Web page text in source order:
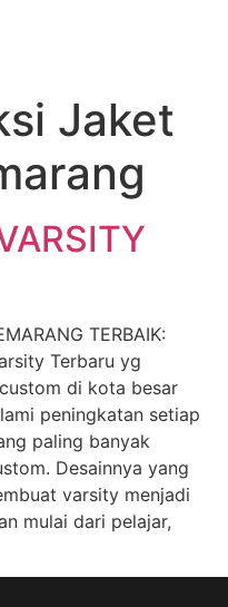
Jaket
TERBAIK:
Terbaru yg
di kota besar
peningkatan setiap
paling banyak
Desainnya yang
varsity menjadi
mulai dari pelajar,